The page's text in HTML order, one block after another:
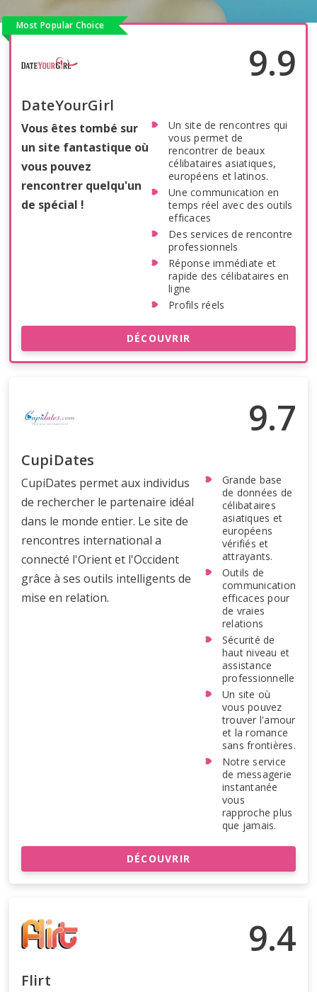
Most Popular Choice
9.9
DateYourGirl
Vous êtes tombé sur
un site fantastique où
vous pouvez
rencontrer quelqu'un
de spécial !
Un site de rencontres qui
vous permet de
rencontrer de beaux
célibataires asiatiques,
européens et latinos.
Une communication en
temps réel avec des outils
efficaces
Des services de rencontre
professionnels
Réponse immédiate et
rapide des célibataires en
ligne
Profils réels
DÉCOUVRIR
9.7
CupiDates
CupiDates permet aux individus
de rechercher le partenaire idéal
dans le monde entier. Le site de
rencontres international a
connecté l'Orient et l'Occident
grâce à ses outils intelligents de
mise en relation.
Grande base
de données de
célibataires
asiatiques et
européens
vérifiés et
attrayants.
Outils de
communication
efficaces pour
de vraies
relations
Sécurité de
haut niveau et
assistance
professionnelle
Un site où
vous pouvez
trouver l'amour
et la romance
sans frontières.
Notre service
de messagerie
instantanée
vous
rapproche plus
que jamais.
DÉCOUVRIR
9.4
Flirt